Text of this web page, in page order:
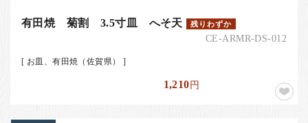
有田焼 菊割 3.5寸皿 へそ天 残りわずか
CE-ARMR-DS-012
[ お皿、有田焼（佐賀県） ]
1,210円